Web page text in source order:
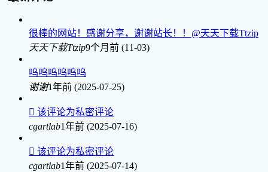
很棒的网站！感谢分享，谢谢站长！！@天天下载Ttzip
天天下载Ttzip9个月前 (11-03)
呜呜呜呜呜呜
谢谢1年前 (2025-07-25)
 该评论为私密评论
cgartlab1年前 (2025-07-16)
 该评论为私密评论
cgartlab1年前 (2025-07-14)